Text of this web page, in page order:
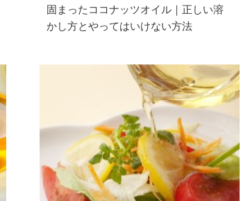
固まったココナッツオイル｜正しい溶
かし方とやってはいけない方法